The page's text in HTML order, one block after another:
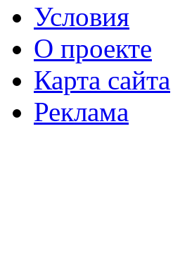
Условия
О проекте
Карта сайта
Реклама